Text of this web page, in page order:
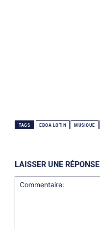
TAGS EBOA LOTIN MUSIQUE
LAISSER UNE RÉPONSE